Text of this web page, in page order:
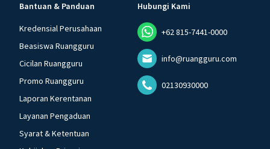
Bantuan & Panduan
Kredensial Perusahaan
Beasiswa Ruangguru
Cicilan Ruangguru
Promo Ruangguru
Laporan Kerentanan
Layanan Pengaduan
Syarat & Ketentuan
Hubungi Kami
+62 815-7441-0000
info@ruangguru.com
02130930000